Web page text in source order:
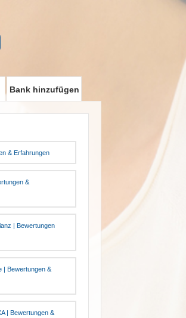
Bank hinzufügen
& Erfahrungen
&
| Bewertungen
| Bewertungen &
| Bewertungen &